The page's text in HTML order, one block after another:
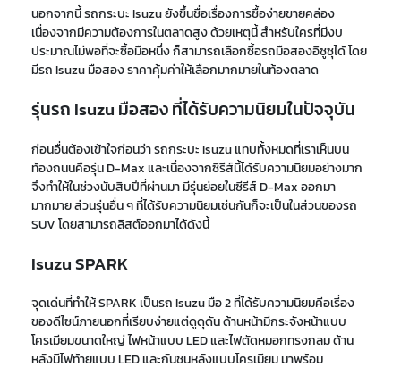
นอกจากนี้ รถกระบะ Isuzu ยังขึ้นชื่อเรื่องการซื้อง่ายขายคล่อง
เนื่องจากมีความต้องการในตลาดสูง ด้วยเหตุนี้ สำหรับใครที่มีงบ
ประมาณไม่พอที่จะซื้อมือหนึ่ง ก็สามารถเลือกซื้อรถมือสองอิซูซุได้ โดย
มีรถ Isuzu มือสอง ราคาคุ้มค่าให้เลือกมากมายในท้องตลาด
รุ่นรถ Isuzu มือสอง ที่ได้รับความนิยมในปัจจุบัน
ก่อนอื่นต้องเข้าใจก่อนว่า รถกระบะ Isuzu แทบทั้งหมดที่เราเห็นบน
ท้องถนนคือรุ่น D-Max และเนื่องจากซีรีส์นี้ได้รับความนิยมอย่างมาก
จึงทำให้ในช่วงนับสิบปีที่ผ่านมา มีรุ่นย่อยในซีรีส์ D-Max ออกมา
มากมาย ส่วนรุ่นอื่น ๆ ที่ได้รับความนิยมเช่นกันก็จะเป็นในส่วนของรถ
SUV โดยสามารถลิสต์ออกมาได้ดังนี้
Isuzu SPARK
จุดเด่นที่ทำให้ SPARK เป็นรถ Isuzu มือ 2 ที่ได้รับความนิยมคือเรื่อง
ของดีไซน์ภายนอกที่เรียบง่ายแต่ดูดุดัน ด้านหน้ามีกระจังหน้าแบบ
โครเมียมขนาดใหญ่ ไฟหน้าแบบ LED และไฟตัดหมอกทรงกลม ด้าน
หลังมีไฟท้ายแบบ LED และกันชนหลังแบบโครเมียม มาพร้อม